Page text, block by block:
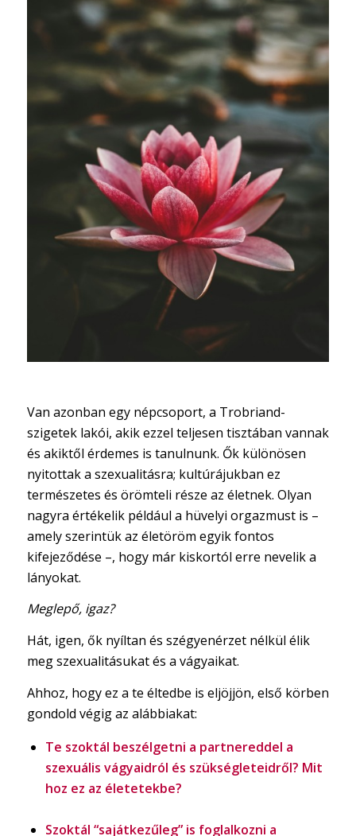
Van azonban egy népcsoport, a Trobriand-
szigetek lakói, akik ezzel teljesen tisztában vannak
és akiktől érdemes is tanulnunk. Ők különösen
nyitottak a szexualitásra; kultúrájukban ez
természetes és örömteli része az életnek. Olyan
nagyra értékelik például a hüvelyi orgazmust is –
amely szerintük az életöröm egyik fontos
kifejeződése –, hogy már kiskortól erre nevelik a
lányokat.
Meglepő, igaz?
Hát, igen, ők nyíltan és szégyenérzet nélkül élik
meg szexualitásukat és a vágyaikat.
Ahhoz, hogy ez a te éltedbe is eljöjjön, első körben
gondold végig az alábbiakat:
Te szoktál beszélgetni a partnereddel a
szexuális vágyaidról és szükségleteidről? Mit
hoz ez az életetekbe?
Szoktál “sajátkezűleg” is foglalkozni a